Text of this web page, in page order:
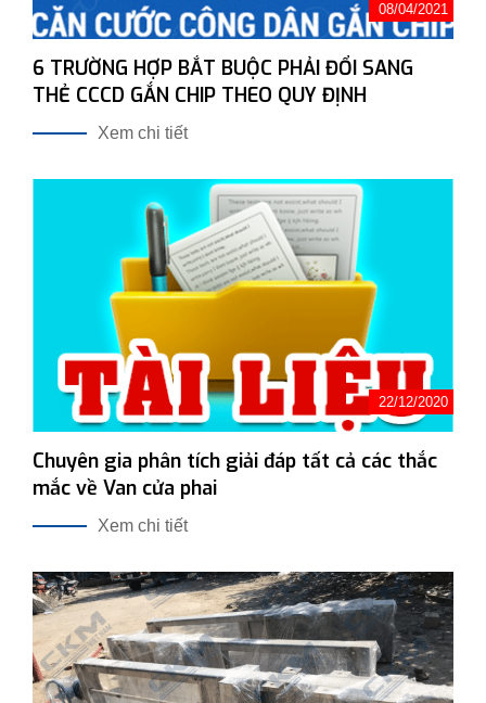
08/04/2021
6 TRƯỜNG HỢP BẮT BUỘC PHẢI ĐỔI SANG
THẺ CCCD GẮN CHIP THEO QUY ĐỊNH
Xem chi tiết
22/12/2020
Chuyên gia phân tích giải đáp tất cả các thắc
mắc về Van cửa phai
Xem chi tiết